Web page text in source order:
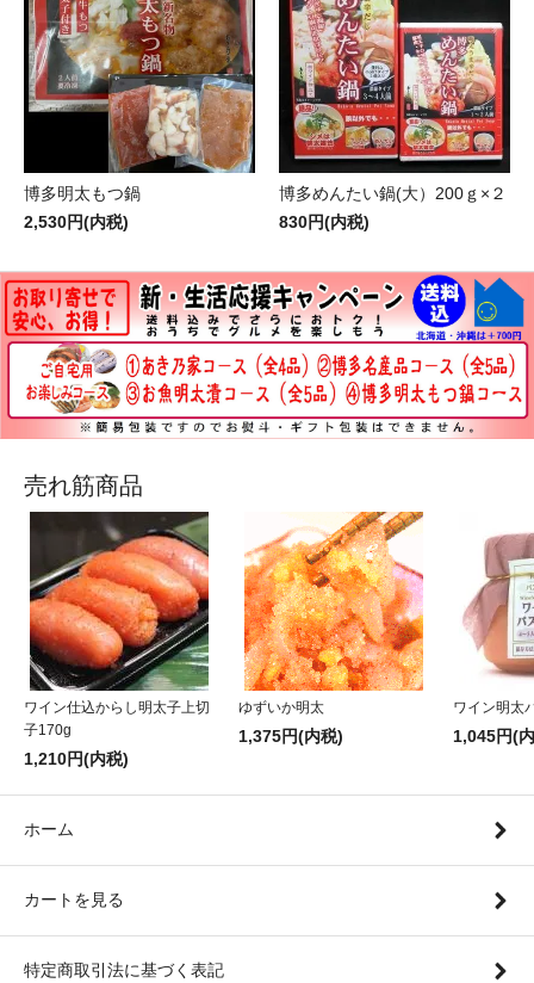
博多明太もつ鍋
2,530円(内税)
博多めんたい鍋(大）200ｇ×２
830円(内税)
売れ筋商品
ワイン仕込からし明太子上切
子170g
1,210円(内税)
ゆずいか明太
1,375円(内税)
ワイン明太
1,045円(
ホーム
カートを見る
特定商取引法に基づく表記